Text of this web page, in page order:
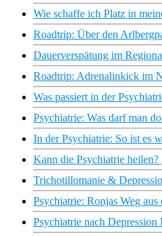
Wie schaffe ich Platz in
Roadtrip: Über den
Dauerverspätung im
Roadtrip: Adrenalinkick im
Was passiert in der
Psychiatrie: Was darf man
In der Psychiatrie: So ist es
Kann die Psychiatrie
Trichotillomanie &
Psychiatrie: Ronjas Weg
Psychiatrie nach